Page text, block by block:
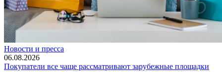
Новости и пресса
06.08.2026
Покупатели все чаще рассматривают зарубежные площадки